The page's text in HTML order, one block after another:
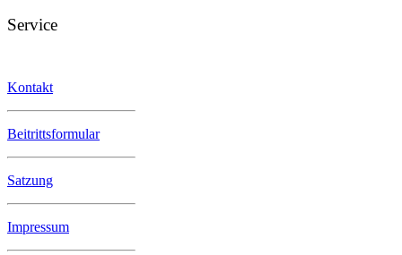
Service
Kontakt
Beitrittsformular
Satzung
Impressum